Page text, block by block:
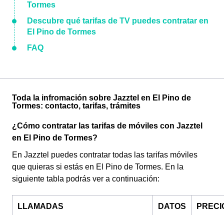
Tormes
Descubre qué tarifas de TV puedes contratar en
El Pino de Tormes
FAQ
Toda la infromación sobre Jazztel en El Pino de
Tormes: contacto, tarifas, trámites
¿Cómo contratar las tarifas de móviles con Jazztel
en El Pino de Tormes?
En Jazztel puedes contratar todas las tarifas móviles
que quieras si estás en El Pino de Tormes. En la
siguiente tabla podrás ver a continuación:
LLAMADAS DATOS